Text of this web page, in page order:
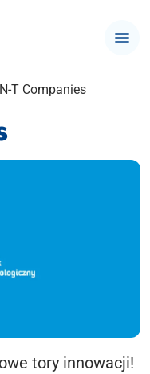
T Companies
tory innowacji!